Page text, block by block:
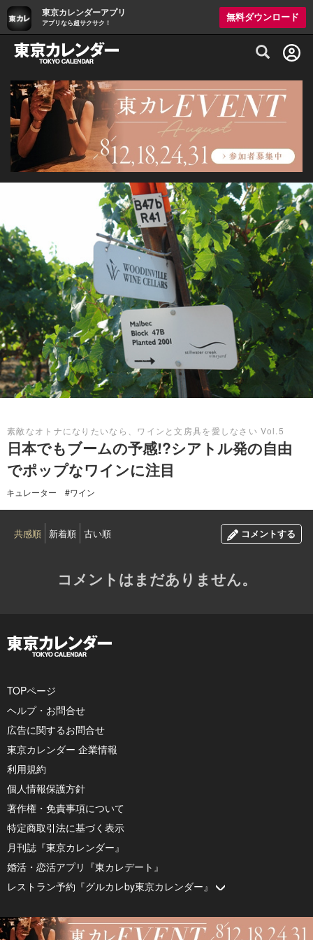
東京カレンダーアプリ
アプリなら超サクサク！
無料ダウンロード
グルメ情報・プレミアムレストラン予約
素敵なオトナになりたいなら、ワインと文房具を愛しなさい Vol.5
日本でもブームの予感!?シアトル発の自由
でポップなワインに注目
キュレーター #ワイン
共感順 新着順 古い順 コメントする
コメントはまだありません。
TOPページ
ヘルプ・お問合せ
広告に関するお問合せ
東京カレンダー 企業情報
利用規約
個人情報保護方針
著作権・免責事項について
特定商取引法に基づく表示
月刊誌『東京カレンダー』
婚活・恋活アプリ『東カレデート』
レストラン予約『グルカレby東京カレンダー』